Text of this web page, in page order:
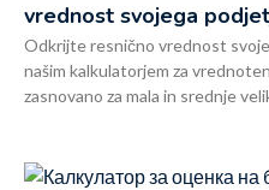
vrednost svojega
Odkrijte resnično vrednost
našim kalkulatorjem za
zasnovano za mala in srednje